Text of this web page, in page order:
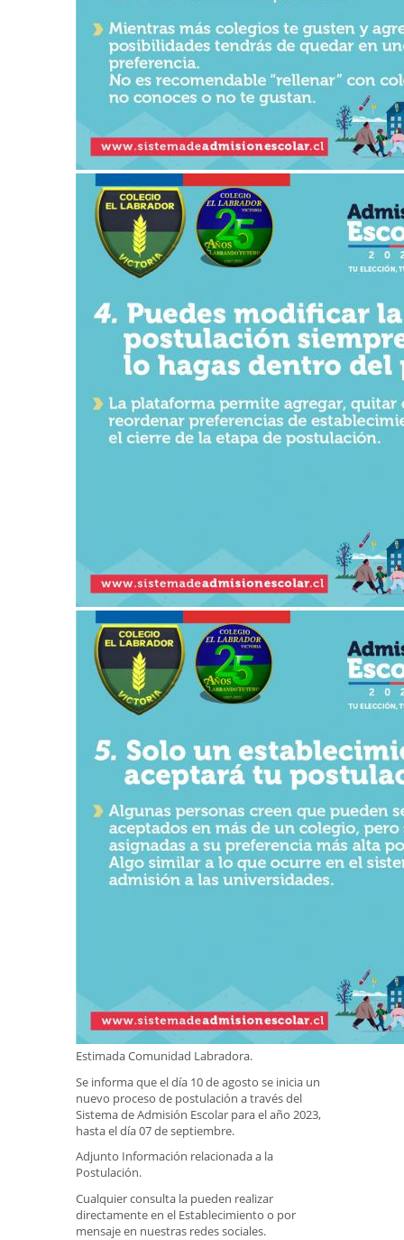
Estimada Comunidad Labradora.
Se informa que el día 10 de agosto se inicia un
nuevo proceso de postulación a través del
Sistema de Admisión Escolar para el año 2023,
hasta el día 07 de septiembre.
Adjunto Información relacionada a la
Postulación.
Cualquier consulta la pueden realizar
directamente en el Establecimiento o por
mensaje en nuestras redes sociales.